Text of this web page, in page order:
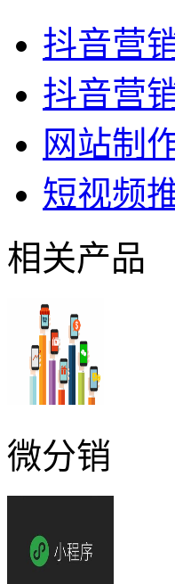
抖音营
抖音营
网站制
短视频
相关产品
微分销